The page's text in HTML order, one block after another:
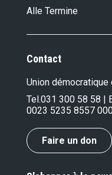
Alle Termine
Contact
Union démocratique
Tel.031 300 58 58 |
0023 5235 8557
Faire un don